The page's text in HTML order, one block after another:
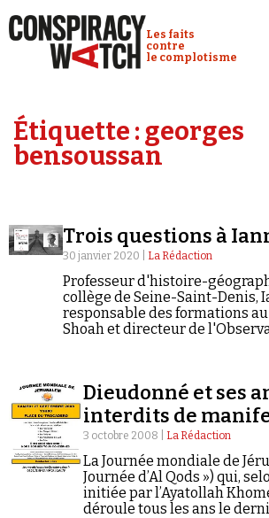
Conspiracy Watch :
Les faits
contre
le complotisme
Analyses
Émissions
Revues de presse
Newsletter
Étiquette :georges
bensoussan
Trois questions à
30 janvier 2020 | La Rédaction
Professeur d'histoire-
collège de Seine-Saint-Denis,
responsable des formations
Shoah et directeur de
masse (éd. Odile Jacob, 2020).
Dieudonné et ses
interdits de
3 octobre 2008 | La Rédaction
La Journée mondiale de
Journée d’Al Qods ») qui,
initiée par l’Ayatollah
déroule tous les ans le